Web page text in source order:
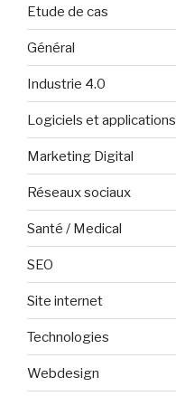
Etude de cas
Général
Industrie 4.0
Logiciels et applications
Marketing Digital
Réseaux sociaux
Santé / Medical
SEO
Site internet
Technologies
Webdesign